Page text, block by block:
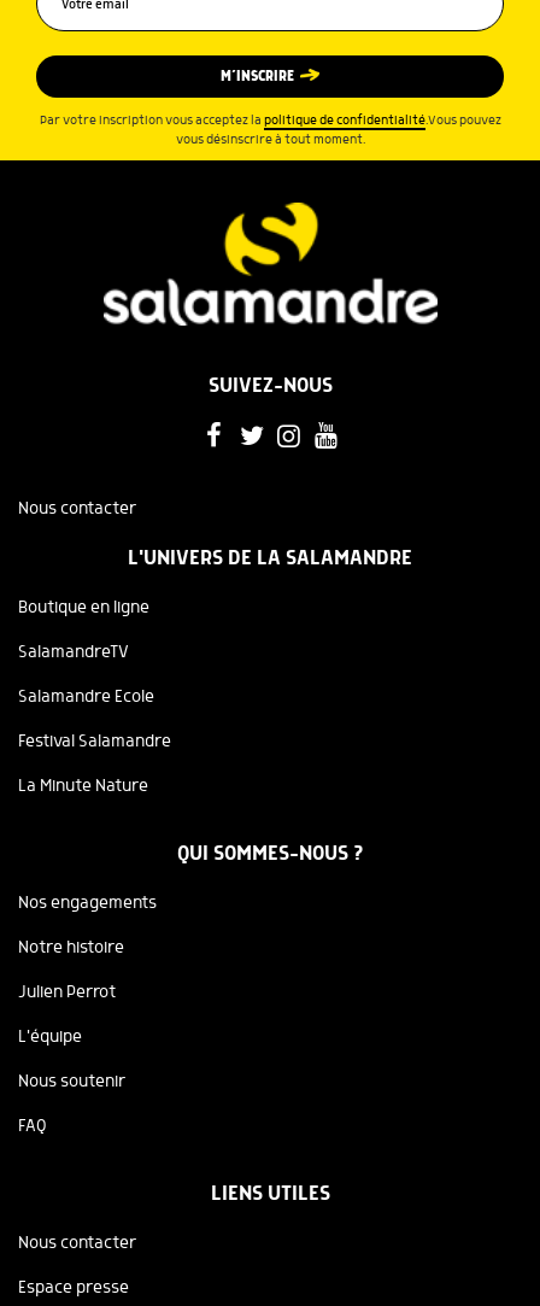
M’INSCRIRE
Par votre inscription vous acceptez la politique de confidentialité.Vous pouvez
vous désinscrire à tout moment.
SUIVEZ-NOUS
Nous contacter
L'UNIVERS DE LA SALAMANDRE
Boutique en ligne
SalamandreTV
Salamandre Ecole
Festival Salamandre
La Minute Nature
QUI SOMMES-NOUS ?
Nos engagements
Notre histoire
Julien Perrot
L'équipe
Nous soutenir
FAQ
LIENS UTILES
Nous contacter
Espace presse